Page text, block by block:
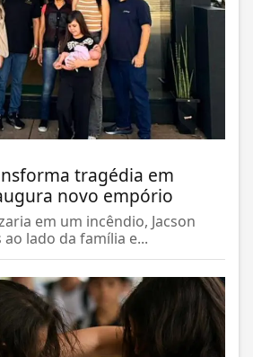
tragédia em
novo empório
em um incêndio, Jacson
lado da família e...